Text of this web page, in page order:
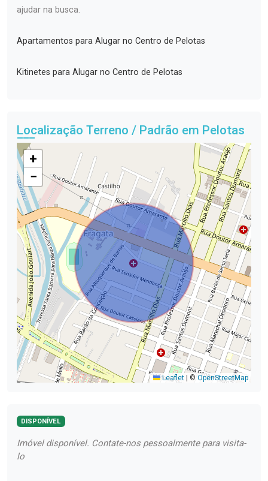
ajudar na busca.
Apartamentos para Alugar no Centro de Pelotas
Kitinetes para Alugar no Centro de Pelotas
Localização Terreno / Padrão em Pelotas
+
−
Leaflet | © OpenStreetMap
DISPONÍVEL
Imóvel disponível. Contate-nos pessoalmente para visita-
lo